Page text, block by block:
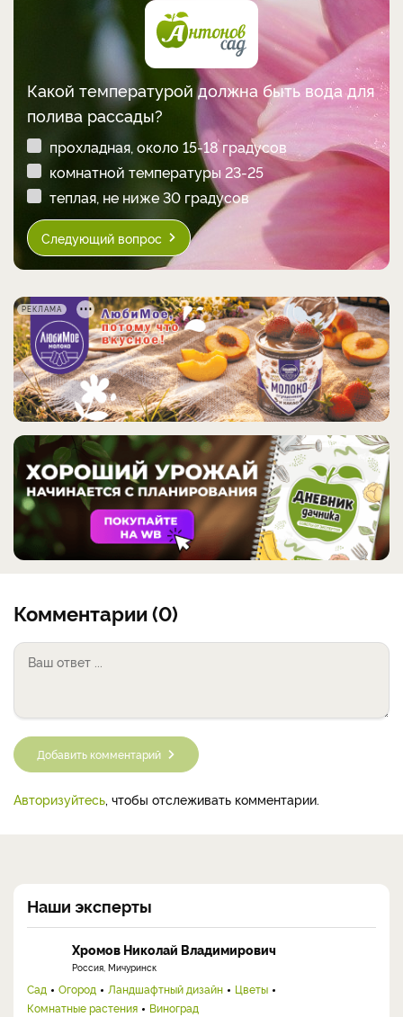
Какой температурой должна быть вода для
полива рассады?
прохладная, около 15-18 градусов
комнатной температуры 23-25
теплая, не ниже 30 градусов
Следующий вопрос
РЕКЛАМА
Комментарии (0)
Добавить комментарий
Авторизуйтесь, чтобы отслеживать комментарии.
Наши эксперты
Хромов Николай Владимирович
Россия, Мичуринск
Сад Огород Ландшафтный дизайн
Цветы
Комнатные растения
Виноград